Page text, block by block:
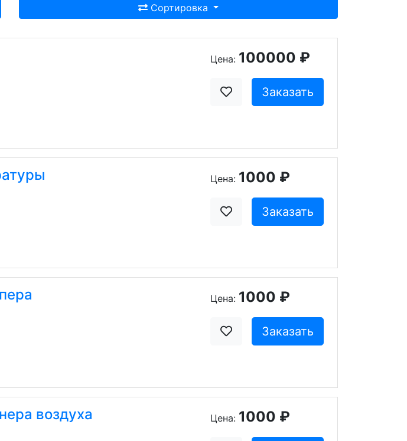
Сортировка
Цена: 100000 ₽
Заказать
Цена: 1000 ₽
Заказать
Цена: 1000 ₽
Заказать
воздуха Цена: 1000 ₽